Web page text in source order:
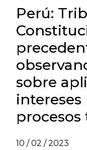
Perú:
sobre
10 / 02 / 2023